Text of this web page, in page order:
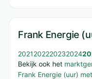
Frank Energie
2021202220232024
Bekijk ook het
Frank Energie (uur)